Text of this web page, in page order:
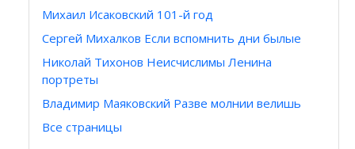
Михаил Исаковский 101-й год
Сергей Михалков Если вспомнить дни былые
Николай Тихонов Неисчислимы Ленина
портреты
Владимир Маяковский Разве молнии велишь
Все страницы